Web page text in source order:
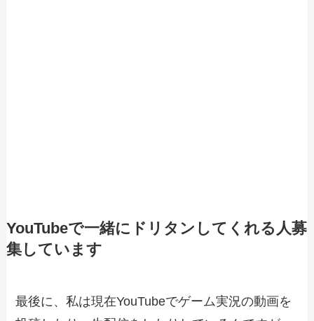
YouTubeで一緒にドリタンしてくれる人募
集しています
最後に、私は現在YouTubeでゲーム実況の動画を